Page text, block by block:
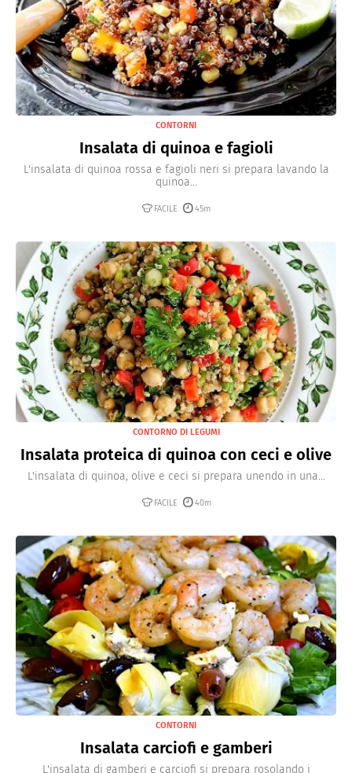
CONTORNI
Insalata di quinoa e fagioli
L'insalata di quinoa rossa e fagioli neri si prepara lavando la
quinoa...
FACILE 45m
CONTORNO DI LEGUMI
Insalata proteica di quinoa con ceci e olive
L'insalata di quinoa, olive e ceci si prepara unendo in una...
FACILE 40m
CONTORNI
Insalata carciofi e gamberi
L'insalata di gamberi e carciofi si prepara rosolando i